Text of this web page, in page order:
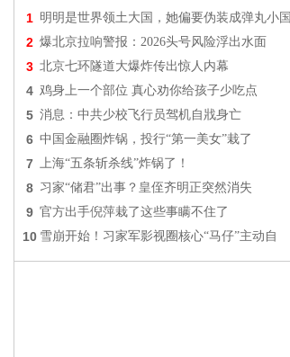
1 明明是世界领土大国，她偏要伪装成弹丸小国
2 爆北京拉响警报：2026头号风险浮出水面
3 北京七环隧道大爆炸传出惊人内幕
4 鸡身上一个部位 真心劝你给孩子少吃点
5 消息：中共少校飞行员驾机自戕身亡
6 中国金融圈炸锅，投行“第一美女”栽了
7 上海“五条斩杀线”炸锅了！
8 习家“储君”出事？皇侄齐明正突然消失
9 官方出手倪萍栽了这些事瞒不住了
10 雪崩开始！习家军影视圈核心“马仔”主动自